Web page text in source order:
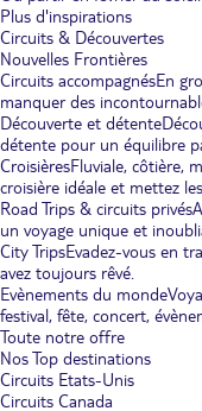
Plus d'inspirations
Circuits & Découvertes
Nouvelles Frontières
Circuits accompagnésEn
manquer des
Découverte et détente
détente pour un équilibre
CroisièresFluviale, côtière,
croisière idéale et mettez
Road Trips & circuits privés
un voyage unique et
City TripsEvadez-vous en
avez toujours rêvé.
Evènements du monde
festival, fête, concert,
Toute notre offre
Nos Top destinations
Circuits Etats-Unis
Circuits Canada